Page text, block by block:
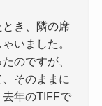
き、隣の席
いました。
のですが、
そのままに
年のTIFFで